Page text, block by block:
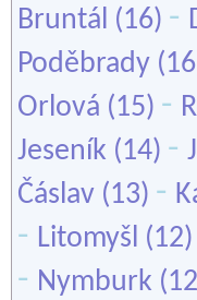
Bruntál (16) -
Poděbrady
Orlová (15) -
Jeseník (14) -
Čáslav (13) -
- Litomyšl (12)
- Nymburk